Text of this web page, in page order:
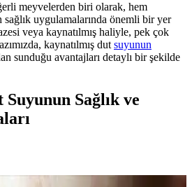
meyvelerden biri olarak, hem
sağlık uygulamalarında önemli bir yer
veya kaynatılmış haliyle, pek çok
kaynatılmış dut suyunun
sunduğu avantajları detaylı bir şekilde
Suyunun Sağlık ve